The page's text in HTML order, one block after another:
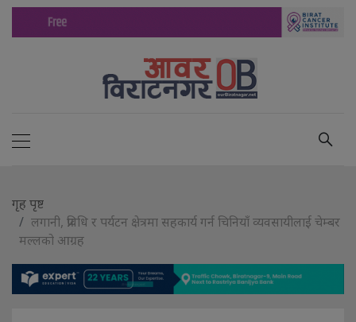
गृह पृष्ट
लगानी, प्रविधि र पर्यटन क्षेत्रमा सहकार्य गर्न चिनियाँ व्यवसायीलाई चेम्बर
मल्लको आग्रह